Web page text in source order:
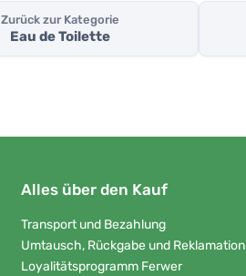
Zurück zur Kategorie
Eau de Toilette
Alles über den Kauf
Transport und Bezahlung
Umtausch, Rückgabe und Reklamation
Loyalitätsprogramm Ferwer